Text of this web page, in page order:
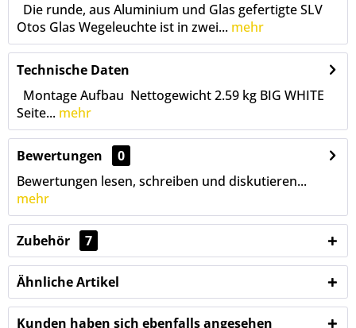
Die runde, aus Aluminium und Glas gefertigte SLV
Otos Glas Wegeleuchte ist in zwei... mehr
Technische Daten
Montage Aufbau Nettogewicht 2.59 kg BIG WHITE
Seite... mehr
Bewertungen
0
Bewertungen lesen, schreiben und diskutieren...
mehr
Zubehör 7
Ähnliche Artikel
Kunden haben sich ebenfalls angesehen